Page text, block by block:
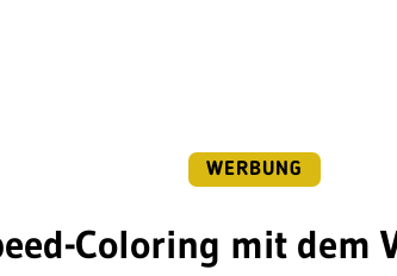
WERBUNG
Coloring mit dem